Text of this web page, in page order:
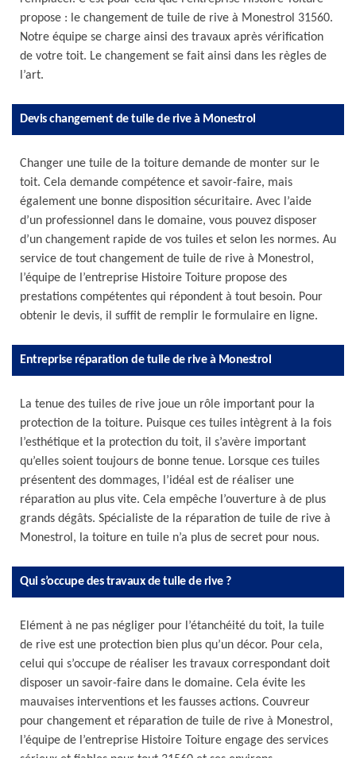
propose : le changement de tuile de rive à Monestrol 31560.
Notre équipe se charge ainsi des travaux après vérification
de votre toit. Le changement se fait ainsi dans les règles de
l’art.
Devis changement de tuile de rive à Monestrol
Changer une tuile de la toiture demande de monter sur le
toit. Cela demande compétence et savoir-faire, mais
également une bonne disposition sécuritaire. Avec l’aide
d’un professionnel dans le domaine, vous pouvez disposer
d’un changement rapide de vos tuiles et selon les normes. Au
service de tout changement de tuile de rive à Monestrol,
l’équipe de l’entreprise Histoire Toiture propose des
prestations compétentes qui répondent à tout besoin. Pour
obtenir le devis, il suffit de remplir le formulaire en ligne.
Entreprise réparation de tuile de rive à Monestrol
La tenue des tuiles de rive joue un rôle important pour la
protection de la toiture. Puisque ces tuiles intègrent à la fois
l’esthétique et la protection du toit, il s’avère important
qu’elles soient toujours de bonne tenue. Lorsque ces tuiles
présentent des dommages, l’idéal est de réaliser une
réparation au plus vite. Cela empêche l’ouverture à de plus
grands dégâts. Spécialiste de la réparation de tuile de rive à
Monestrol, la toiture en tuile n’a plus de secret pour nous.
Qui s’occupe des travaux de tuile de rive ?
Elément à ne pas négliger pour l’étanchéité du toit, la tuile
de rive est une protection bien plus qu’un décor. Pour cela,
celui qui s’occupe de réaliser les travaux correspondant doit
disposer un savoir-faire dans le domaine. Cela évite les
mauvaises interventions et les fausses actions. Couvreur
pour changement et réparation de tuile de rive à Monestrol,
l’équipe de l’entreprise Histoire Toiture engage des services